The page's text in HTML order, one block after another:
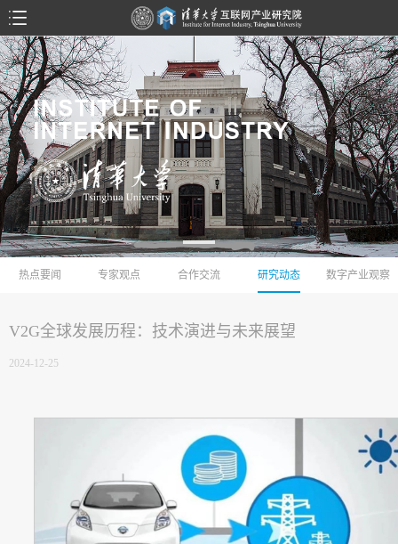
热点要闻 专家观点 合作交流 研究动态 数字产业观察
V2G全球发展历程：技术演进与未来展望
2024-12-25